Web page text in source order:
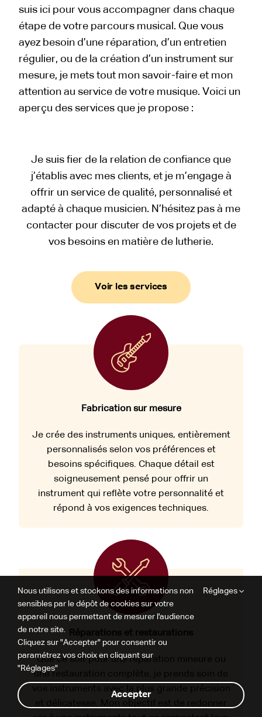
suis ici pour vous accompagner dans chaque
étape de votre parcours musical. Que vous
ayez besoin d’une réparation, d’un entretien
régulier, ou de la création d’un instrument sur
mesure, je mets tout mon savoir-faire et mon
attention au service de votre musique. Voici un
aperçu des services que je propose :
Fabrication sur mesure
Je crée des instruments uniques, entièrement
personnalisés selon vos préférences et
besoins spécifiques. Chaque détail est
soigneusement pensé pour offrir un
instrument qui reflète votre personnalité et
répond à vos exigences techniques.
Réparations et restaurations
Que ce soit pour une réparation mineure ou
une restauration complète, je prends soin de
vos instruments avec la plus grande précision
et délicatesse. Mon objectif est de redonner
Je suis fier de la relation de confiance que
j’établis avec mes clients, et je m’engage à
offrir un service de qualité, personnalisé et
adapté à chaque musicien. N’hésitez pas à me
contacter pour discuter de vos projets et de
vos besoins en matière de lutherie.
Voir les services
Nous utilisons et stockons des informations non
sensibles par le dépôt de cookies sur votre
appareil nous permettant de mesurer l'audience
de notre site.
Cliquez sur "Accepter" pour consentir ou
paramétrez vos choix en cliquant sur
"Réglages"
Réglages
Accepter